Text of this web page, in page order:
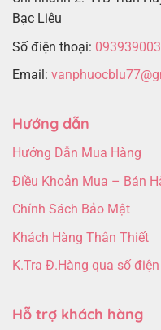
Bạc Liêu
Số điện thoại:
Email:
Hướng dẫn
Hướng Dẫn Mua Hàng
Điều Khoản Mua – Bán
Chính Sách Bảo Mật
Khách Hàng Thân Thiết
K.Tra Đ.Hàng qua số
Hỗ trợ khách hàng